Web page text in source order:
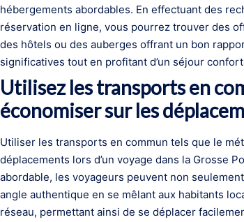
hébergements abordables. En effectuant des
réservation en ligne, vous pourrez trouver des
des hôtels ou des auberges offrant un bon
significatives tout en profitant d’un séjour
Utilisez les transports en
économiser sur les
Utiliser les transports en commun tels que le
déplacements lors d’un voyage dans la Grosse
abordable, les voyageurs peuvent non
angle authentique en se mêlant aux habitants
réseau, permettant ainsi de se déplacer